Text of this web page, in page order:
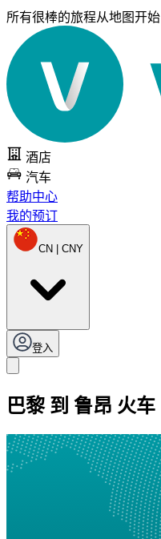
所有很棒的旅程从地图开始
酒店
汽车
帮助中心
我的预订
CN | CNY
登入
巴黎 到 鲁昂 火车